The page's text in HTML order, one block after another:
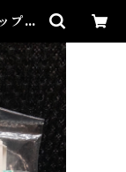
プル
ムア